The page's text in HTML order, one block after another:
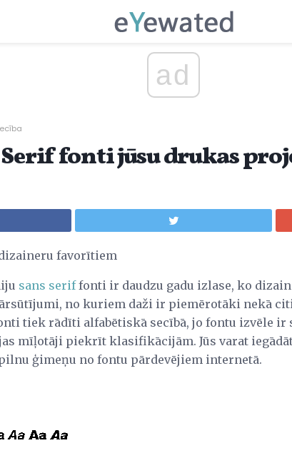
ad
Serif fonti jūsu drukas
favorītiem
sans seriffonti ir daudzu gadu izlase, ko
no kuriem daži ir piemērotāki nekā citi
tiek rādīti alfabētiskā secībā, jo fontu izvēle ir
mīļotāji piekrīt klasifikācijām. Jūs varat
ģimeņu no fontu pārdevējiem internetā.